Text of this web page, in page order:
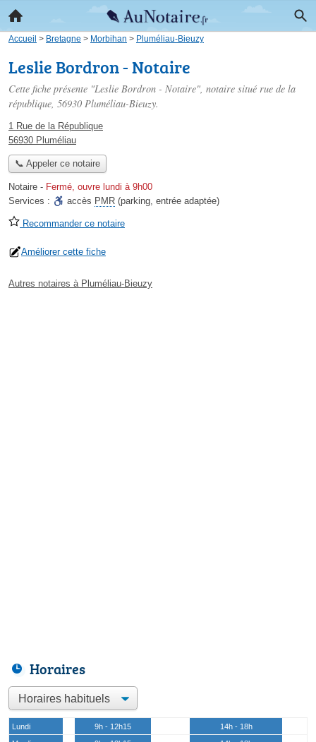
Accueil > Bretagne > Morbihan > Pluméliau-Bieuzy
Leslie Bordron - Notaire
Cette fiche présente "Leslie Bordron - Notaire", notaire situé rue de la
république, 56930 Pluméliau-Bieuzy.
1 Rue de la République
56930 Pluméliau
📞 Appeler ce notaire
Notaire - Fermé, ouvre lundi à 9h00
Services :
accès PMR (parking, entrée adaptée)
Recommander ce notaire
Améliorer cette fiche
Autres notaires à Pluméliau-Bieuzy
Horaires
Lundi 9h - 12h15
14h - 18h